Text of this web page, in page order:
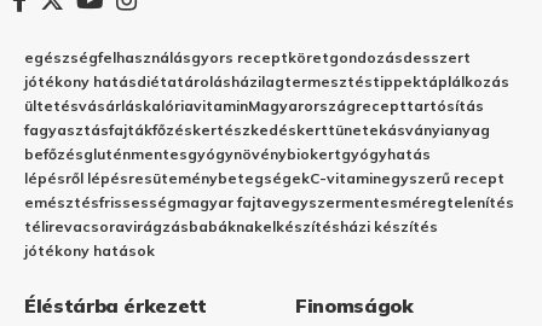
egészségfelhasználásgyors receptköretgondozásdesszert
jótékony hatásdiétatárolásházilagtermesztéstippektáplálkozás
ültetésvásárláskalóriavitaminMagyarországrecepttartósítás
fagyasztásfajtákfőzéskertészkedéskerttünetekásványianyag
befőzésgluténmentesgyógynövénybiokertgyógyhatás
lépésről lépésresüteménybetegségekC-vitaminegyszerű recept
emésztésfrissességmagyar fajtavegyszermentesméregtelenítés
télirevacsoravirágzásbabáknakelkészítésházi készítés
jótékony hatások
Éléstárba érkezett Finomságok